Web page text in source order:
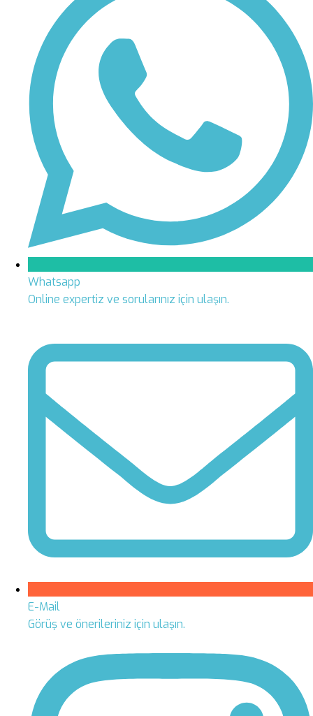
Whatsapp
Online expertiz ve sorularınız için ulaşın.
E-Mail
Görüş ve önerileriniz için ulaşın.